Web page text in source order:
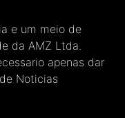
e um meio de
da AMZ Ltda.
apenas dar
Noticias